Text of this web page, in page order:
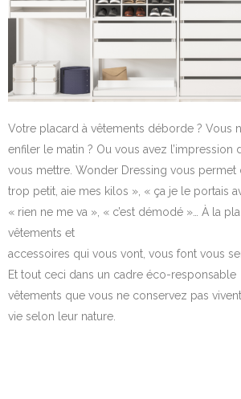
Votre placard à vêtements déborde ? Vous
enfiler le matin ? Ou vous avez l’impression
vous mettre. Wonder Dressing vous permet
trop petit, aie mes kilos », « ça je le portais
« rien ne me va », « c’est démodé »… À la
vêtements et
accessoires qui vous vont, vous font vous
Et tout ceci dans un cadre éco-
vêtements que vous ne conservez pas
vie selon leur nature.